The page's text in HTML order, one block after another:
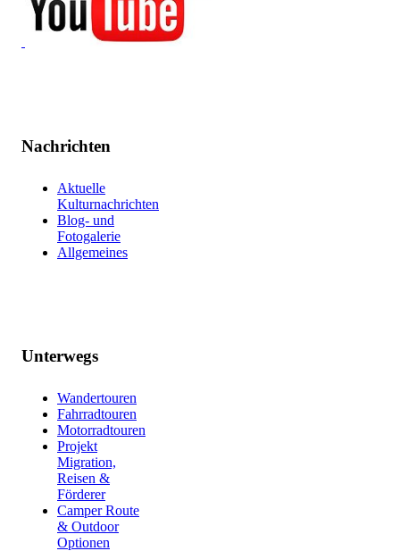
Nachrichten
Aktuelle
Kulturnachrichten
Blog- und
Fotogalerie
Allgemeines
Unterwegs
Wandertouren
Fahrradtouren
Motorradtouren
Projekt
Migration,
Reisen &
Förderer
Camper Route
& Outdoor
Optionen